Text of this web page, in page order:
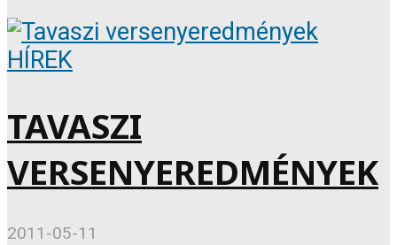
HÍREK
TAVASZI
VERSENYEREDMÉNYEK
2011-05-11